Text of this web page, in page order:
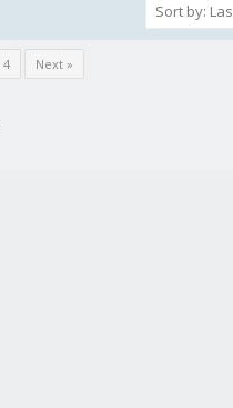
4 Next »